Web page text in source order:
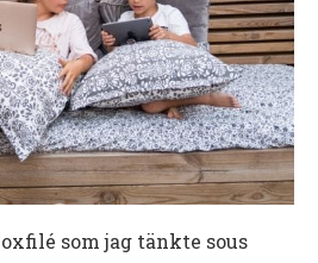
som jag tänkte sous